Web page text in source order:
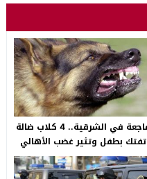
فاجعة في الشرقية.. 4 كلاب ضالة
تفتك بطفل وتثير غضب الأهالي
بالصالحية الجديدة